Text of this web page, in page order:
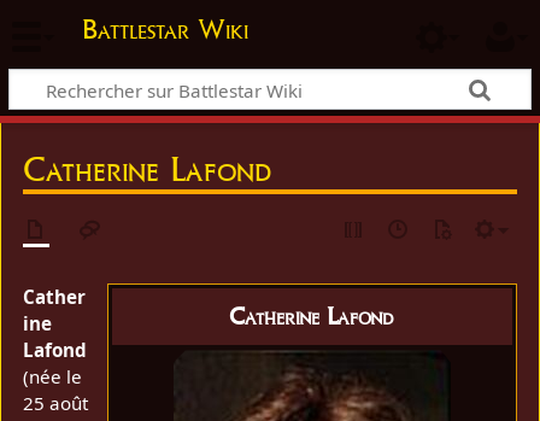
Battlestar Wiki
Catherine Lafond
Catherine Lafond
Cather
ine
Lafond
(née le
25 août